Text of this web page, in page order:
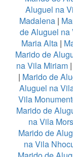
Aluguel na
Madalena |
de Aluguel na
Maria Alta|
Marido de
na Vila Miriam |
| Marido de
Aluguel na
Vila
Marido de
na Vila
Marido de
na Vila